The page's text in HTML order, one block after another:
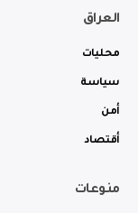
العراق
محليات
سياسة
أمن
أقتصاد
منوعات